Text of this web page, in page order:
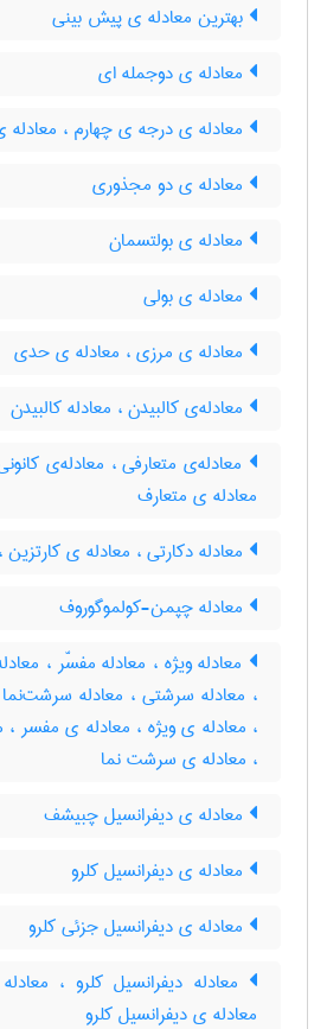
بهترین معادله ی پیش بینی
معادله ی دوجمله ای
معادله ی درجه ی چهارم ،
معادله ی دو مجذوری
معادله ی بولتسمان
معادله ی بولی
معادله ی مرزی ، معادله ی حدی
معادله‌ی کالبیدن ، معادله کالبیدن
معادله‌ی متعارفی ، معادله‌ی
معادله ی متعارف
معادله دکارتی ، معادله ی
معادله چپمن-کولموگوروف
معادله ویژه ، معادله مفسّر ،
، معادله سرشتی ، معادله
، معادله ی ویژه ، معادله ی مفسر
، معادله ی سرشت نما
معادله ی دیفرانسیل چبیشف
معادله ی دیفرانسیل کلرو
معادله ی دیفرانسیل جزئی کلرو
معادله دیفرانسیل کلرو ،
معادله ی دیفرانسیل کلرو